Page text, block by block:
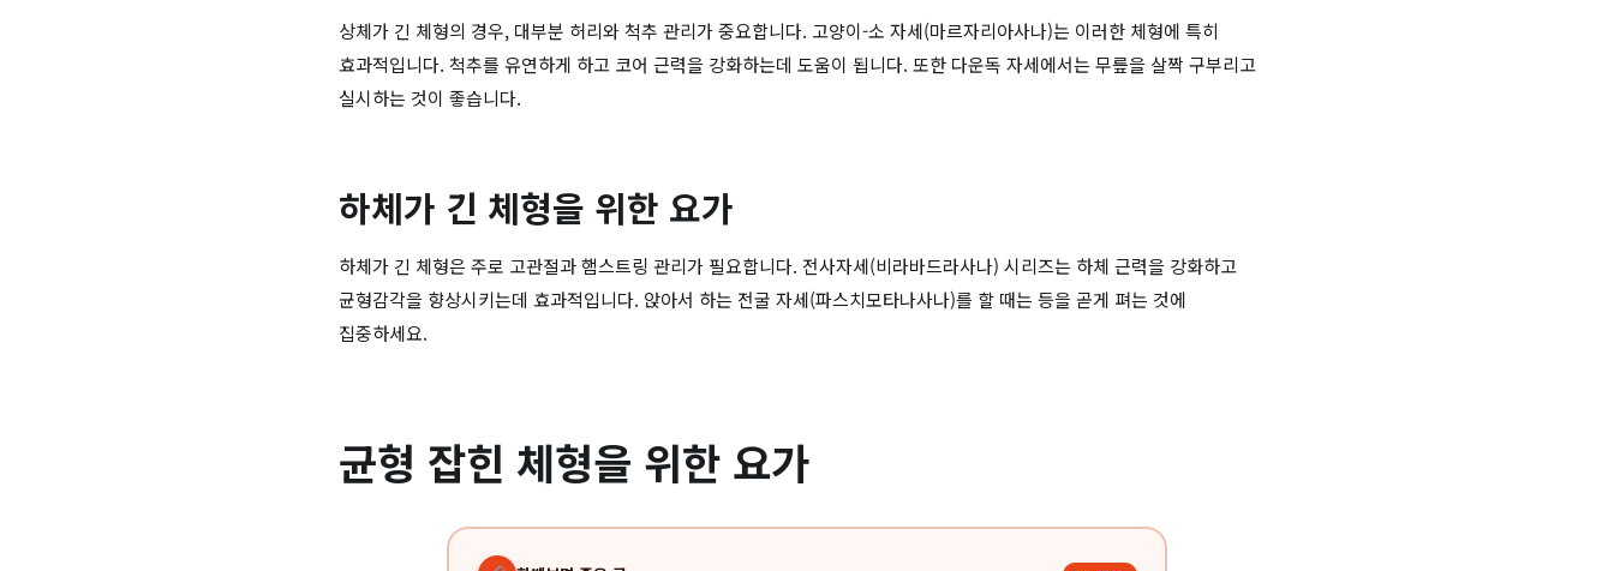
상체가 긴 체형의 경우, 대부분 허리와 척추 관리가 중요합니다. 고양이-소 자세(마르자리아사나)는 이러한 체형에 특히
효과적입니다. 척추를 유연하게 하고 코어 근력을 강화하는데 도움이 됩니다. 또한 다운독 자세에서는 무릎을 살짝 구부리고
실시하는 것이 좋습니다.
하체가 긴 체형을 위한 요가
하체가 긴 체형은 주로 고관절과 햄스트링 관리가 필요합니다. 전사자세(비라바드라사나) 시리즈는 하체 근력을 강화하고
균형감각을 향상시키는데 효과적입니다. 앉아서 하는 전굴 자세(파스치모타나사나)를 할 때는 등을 곧게 펴는 것에
집중하세요.
균형 잡힌 체형을 위한 요가